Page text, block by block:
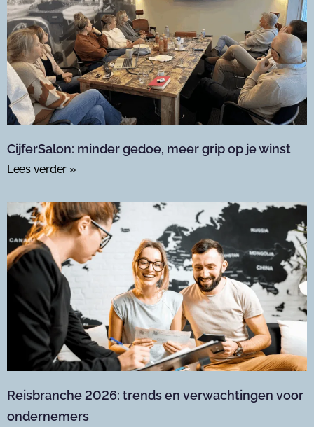
CijferSalon: minder gedoe, meer grip op je winst
Lees verder »
Reisbranche 2026: trends en verwachtingen voor
ondernemers